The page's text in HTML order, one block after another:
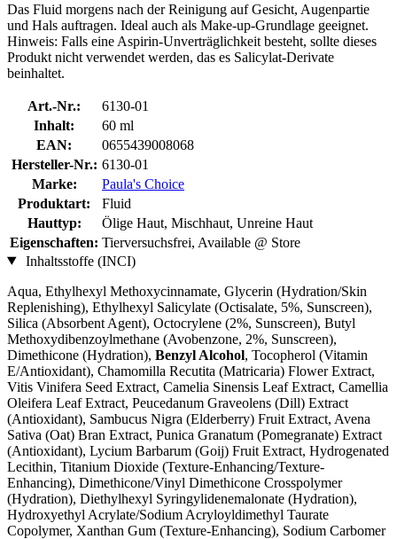
Das Fluid morgens nach der Reinigung auf Gesicht, Augenpartie
und Hals auftragen. Ideal auch als Make-up-Grundlage geeignet.
Hinweis: Falls eine Aspirin-Unverträglichkeit besteht, sollte dieses
Produkt nicht verwendet werden, das es Salicylat-Derivate
beinhaltet.
Art.-Nr.:
6130-01
Inhalt:
60 ml
EAN:
0655439008068
Hersteller-Nr.: 6130-01
Marke:
Paula's Choice
Produktart:
Fluid
Hauttyp:
Ölige Haut, Mischhaut, Unreine Haut
Eigenschaften: Tierversuchsfrei, Available @ Store
Inhaltsstoffe (INCI)
Aqua, Ethylhexyl Methoxycinnamate, Glycerin (Hydration/Skin
Replenishing), Ethylhexyl Salicylate (Octisalate, 5%, Sunscreen),
Silica (Absorbent Agent), Octocrylene (2%, Sunscreen), Butyl
Methoxydibenzoylmethane (Avobenzone, 2%, Sunscreen),
Dimethicone (Hydration), Benzyl Alcohol, Tocopherol (Vitamin
E/Antioxidant), Chamomilla Recutita (Matricaria) Flower Extract,
Vitis Vinifera Seed Extract, Camelia Sinensis Leaf Extract, Camellia
Oleifera Leaf Extract, Peucedanum Graveolens (Dill) Extract
(Antioxidant), Sambucus Nigra (Elderberry) Fruit Extract, Avena
Sativa (Oat) Bran Extract, Punica Granatum (Pomegranate) Extract
(Antioxidant), Lycium Barbarum (Goij) Fruit Extract, Hydrogenated
Lecithin, Titanium Dioxide (Texture-Enhancing/Texture-
Enhancing), Dimethicone/Vinyl Dimethicone Crosspolymer
(Hydration), Diethylhexyl Syringylidenemalonate (Hydration),
Hydroxyethyl Acrylate/Sodium Acryloyldimethyl Taurate
Copolymer, Xanthan Gum (Texture-Enhancing), Sodium Carbomer